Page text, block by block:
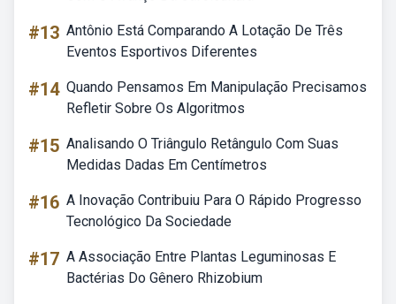
#13 Antônio Está Comparando A Lotação De Três
Eventos Esportivos Diferentes
#14 Quando Pensamos Em Manipulação Precisamos
Refletir Sobre Os Algoritmos
#15 Analisando O Triângulo Retângulo Com Suas
Medidas Dadas Em Centímetros
#16 A Inovação Contribuiu Para O Rápido Progresso
Tecnológico Da Sociedade
#17 A Associação Entre Plantas Leguminosas E
Bactérias Do Gênero Rhizobium